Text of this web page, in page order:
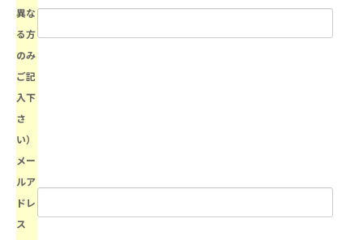
異な
る方
のみ
ご記
入下
さ
い）
メー
ルア
ドレ
ス